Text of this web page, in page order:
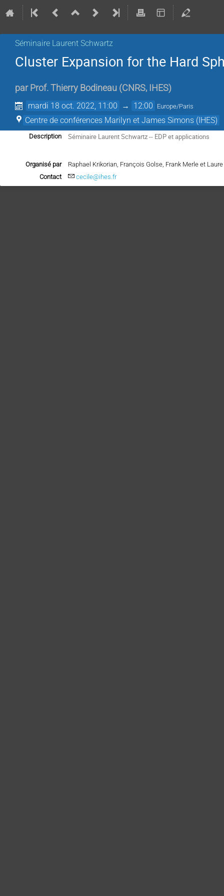
Séminaire Laurent Schwartz
Cluster Expansion for the Hard
par Prof. Thierry Bodineau (CNRS, IHES)
mardi 18 oct. 2022, 11:00 → 12:00 Europe/Paris
Centre de conférences Marilyn et James Simons (IHES)
Description Séminaire Laurent Schwartz -- EDP et applications
Organisé par
Raphael Krikorian, François Golse, Frank Merle et
Contact
cecile@ihes.fr